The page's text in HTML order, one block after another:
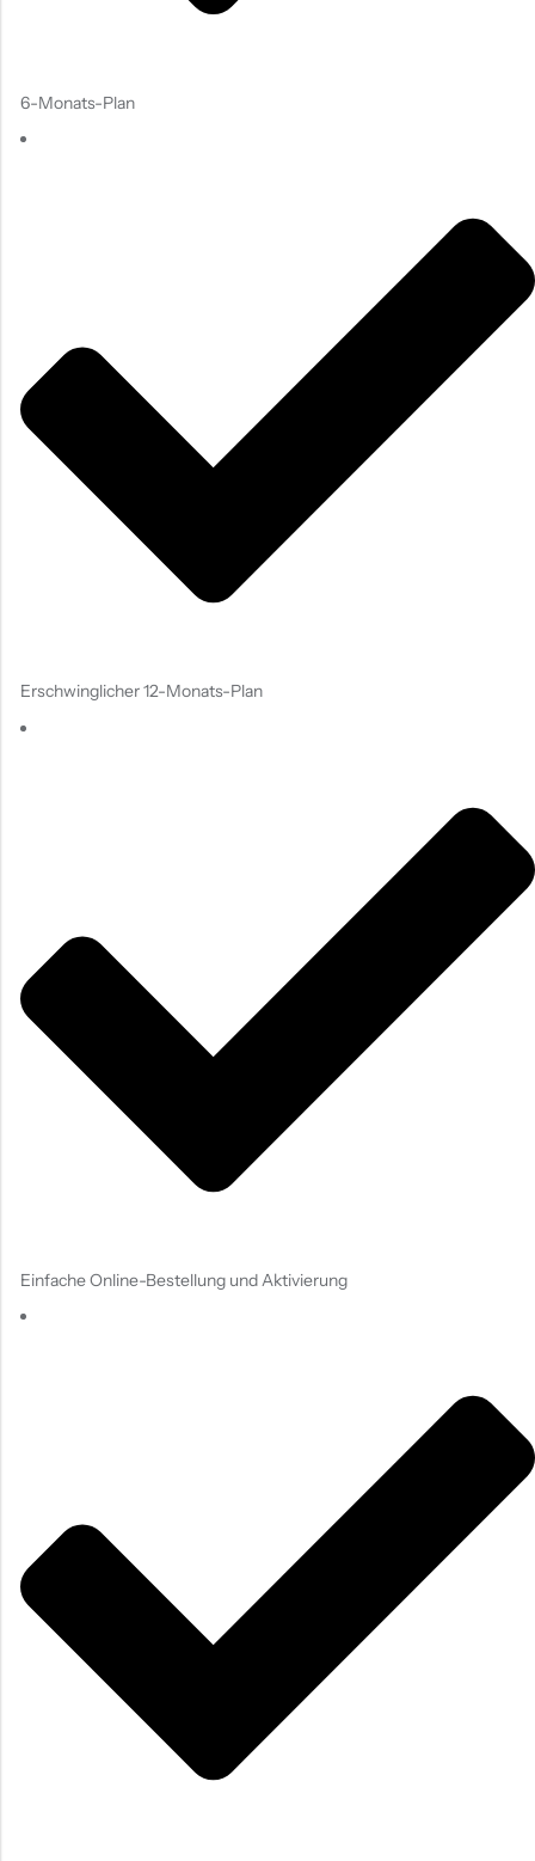
6-Monats-Plan
Erschwinglicher 12-Monats-Plan
Einfache Online-Bestellung und Aktivierung